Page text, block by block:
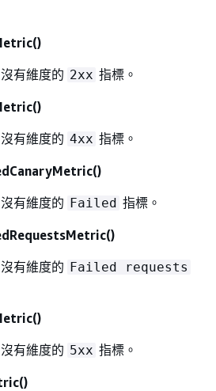
有維度的 2xx 指標。
有維度的 4xx 指標。
有維度的 Failed 指標。
有維度的 Failed requests
有維度的 5xx 指標。